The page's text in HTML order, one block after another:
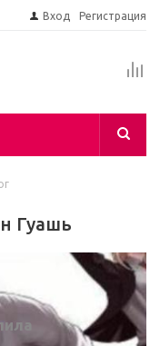
Вход Регистрация
Гуашь